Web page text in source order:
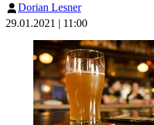
Dorian Lesner
29.01.2021 | 11:00